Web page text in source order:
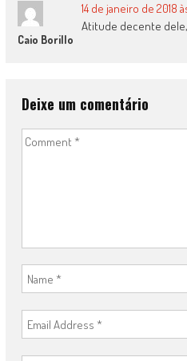
Caio Borillo
14 de janeiro de 2018
Atitude decente
Deixe um comentário